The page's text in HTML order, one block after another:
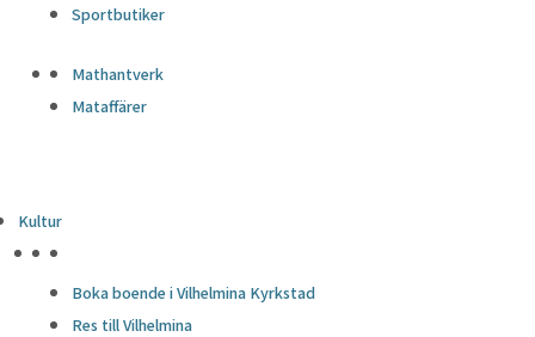
Sportbutiker
Mathantverk
Mataffärer
Kultur
Boka boende i Vilhelmina Kyrkstad
Res till Vilhelmina